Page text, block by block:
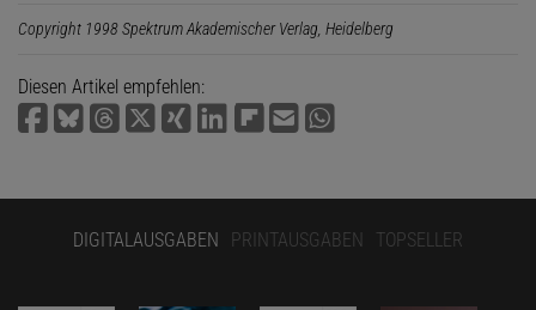
Copyright 1998 Spektrum Akademischer Verlag, Heidelberg
Diesen Artikel empfehlen:
DIGITALAUSGABEN PRINTAUSGABEN TOPSELLER